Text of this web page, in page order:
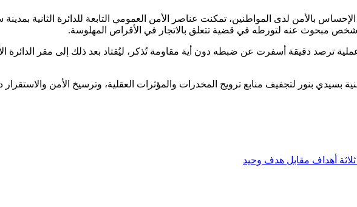
مبحوث عنه لتورطه في قضية تتعلق بالاتجار في الأقراص المهلوسة.
ترصد دقيقة أسفرت عن ضبطه دون أية مقاومة تُذكر، ليُقتاد بعد ذلك إلى مقر
بسيدي بنور لتجفيف منابع ترويج المخدرات والمؤثرات العقلية، وترسيخ الأمن والاستقرار
أهداف مقابل هدف وحيد